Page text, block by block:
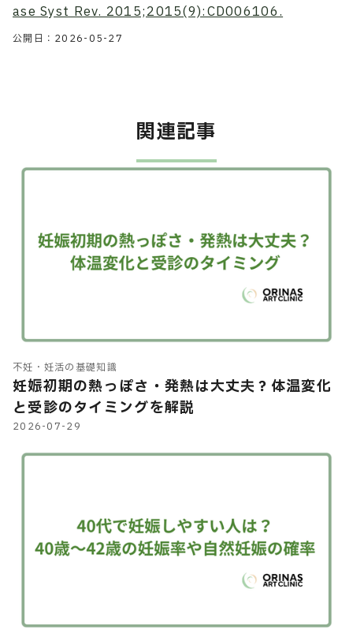
ase Syst Rev. 2015;2015(9):CD006106.
公開日： 2026-05-27
関連記事
不妊・妊活の基礎知識
妊娠初期の熱っぽさ・発熱は大丈夫？体温変化
と受診のタイミングを解説
2026-07-29